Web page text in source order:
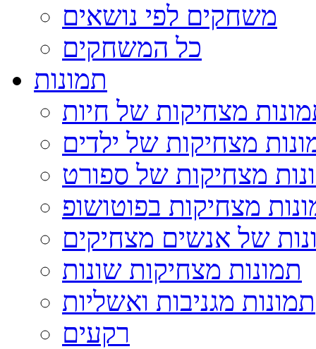
משחקים לפי נושאים
כל המשחקים
תמונות
מצחיקות של חיות
מצחיקות של ילדים
מצחיקות של ספורט
מצחיקות בפוטושופ
של אנשים מצחיקים
תמונות מצחיקות שונות
תמונות מגניבות ואשליות
רקעים